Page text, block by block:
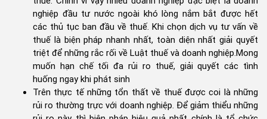
nghiệp đầu tư nước ngoài khó lòng nắm bắt được hết
các thủ tục ban đầu về thuế. Khi chọn dịch vụ tư vấn về
thuế là biện pháp nhanh nhất, toàn diện nhất giải quyết
triệt để những rắc rối về Luật thuế và doanh nghiệp.Mong
muốn hạn chế tối đa rủi ro thuế, giải quyết các tình
huống ngay khi phát sinh
Trên thực tế những tổn thất về thuế được coi là những
rủi ro thường trực với doanh nghiệp. Để giảm thiểu những